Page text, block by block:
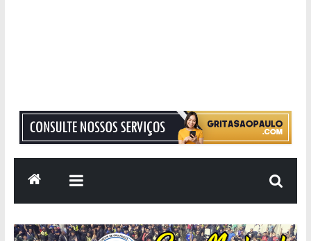
Grita
São
Paulo
Informação